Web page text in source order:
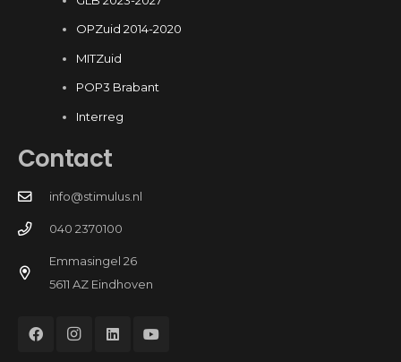
OPZuid 2014-2020
MITZuid
POP3 Brabant
Interreg
Contact
info@stimulus.nl
040 2370100
Emmasingel 26
5611 AZ Eindhoven